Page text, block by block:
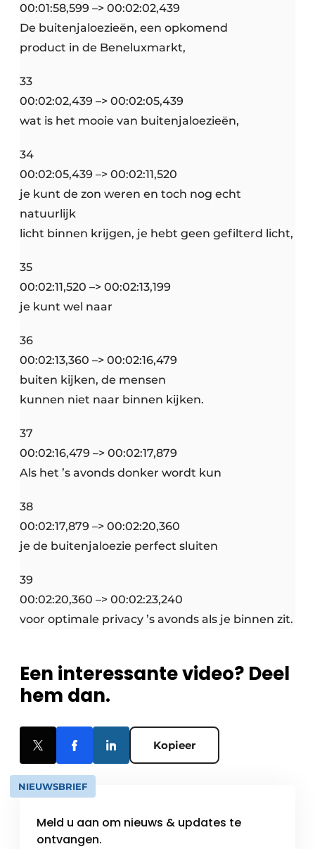
00:01:58,599 –> 00:02:02,439
De buitenjaloezieën, een opkomend
product in de Beneluxmarkt,
33
00:02:02,439 –> 00:02:05,439
wat is het mooie van buitenjaloezieën,
34
00:02:05,439 –> 00:02:11,520
je kunt de zon weren en toch nog echt
natuurlijk
licht binnen krijgen, je hebt geen gefilterd licht,
35
00:02:11,520 –> 00:02:13,199
je kunt wel naar
36
00:02:13,360 –> 00:02:16,479
buiten kijken, de mensen
kunnen niet naar binnen kijken.
37
00:02:16,479 –> 00:02:17,879
Als het ’s avonds donker wordt kun
38
00:02:17,879 –> 00:02:20,360
je de buitenjaloezie perfect sluiten
39
00:02:20,360 –> 00:02:23,240
voor optimale privacy ’s avonds als je binnen zit.
Een interessante video? Deel
hem dan.
Kopieer
NIEUWSBRIEF
Meld u aan om nieuws & updates te
ontvangen.